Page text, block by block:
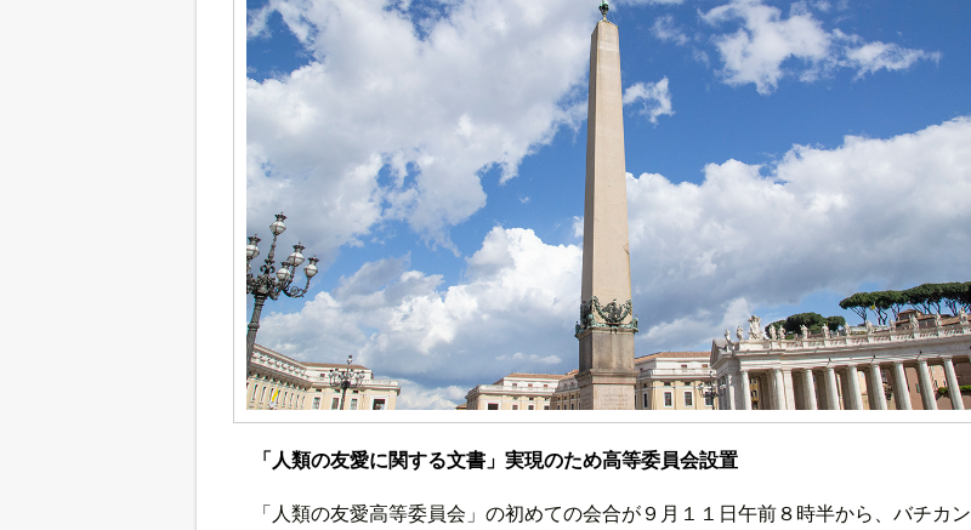
「人類の友愛に関する文書」実現のため高等委員会設置
「人類の友愛高等委員会」の初めての会合が９月１１日午前８時半から、バチカン